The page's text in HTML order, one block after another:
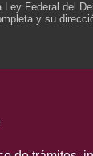
Federal del
y su